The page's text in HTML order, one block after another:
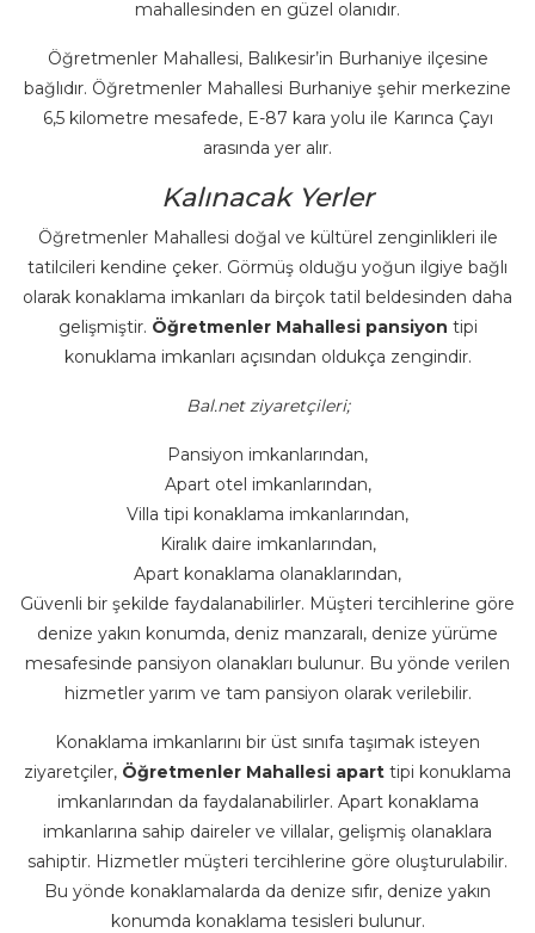
mahallesinden en güzel olanıdır.
Öğretmenler Mahallesi, Balıkesir’in Burhaniye ilçesine
bağlıdır. Öğretmenler Mahallesi Burhaniye şehir merkezine
6,5 kilometre mesafede, E-87 kara yolu ile Karınca Çayı
arasında yer alır.
Kalınacak Yerler
Öğretmenler Mahallesi doğal ve kültürel zenginlikleri ile
tatilcileri kendine çeker. Görmüş olduğu yoğun ilgiye bağlı
olarak konaklama imkanları da birçok tatil beldesinden daha
gelişmiştir. Öğretmenler Mahallesi pansiyon tipi
konuklama imkanları açısından oldukça zengindir.
Bal.net ziyaretçileri;
Pansiyon imkanlarından,
Apart otel imkanlarından,
Villa tipi konaklama imkanlarından,
Kiralık daire imkanlarından,
Apart konaklama olanaklarından,
Güvenli bir şekilde faydalanabilirler. Müşteri tercihlerine göre
denize yakın konumda, deniz manzaralı, denize yürüme
mesafesinde pansiyon olanakları bulunur. Bu yönde verilen
hizmetler yarım ve tam pansiyon olarak verilebilir.
Konaklama imkanlarını bir üst sınıfa taşımak isteyen
ziyaretçiler, Öğretmenler Mahallesi apart tipi konuklama
imkanlarından da faydalanabilirler. Apart konaklama
imkanlarına sahip daireler ve villalar, gelişmiş olanaklara
sahiptir. Hizmetler müşteri tercihlerine göre oluşturulabilir.
Bu yönde konaklamalarda da denize sıfır, denize yakın
konumda konaklama tesisleri bulunur.